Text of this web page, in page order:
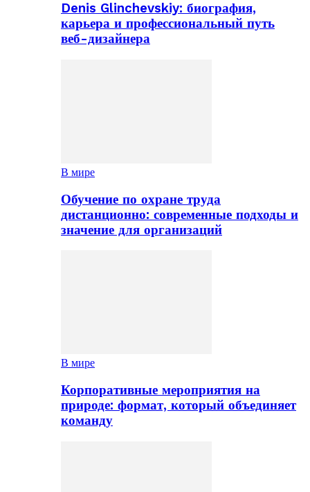
Denis Glinchevskiy: биография,
карьера и профессиональный путь
веб-дизайнера
В мире
Обучение по охране труда
дистанционно: современные подходы и
значение для организаций
В мире
Корпоративные мероприятия на
природе: формат, который объединяет
команду